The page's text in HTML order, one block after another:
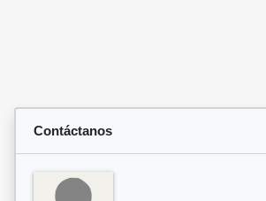
Contáctanos